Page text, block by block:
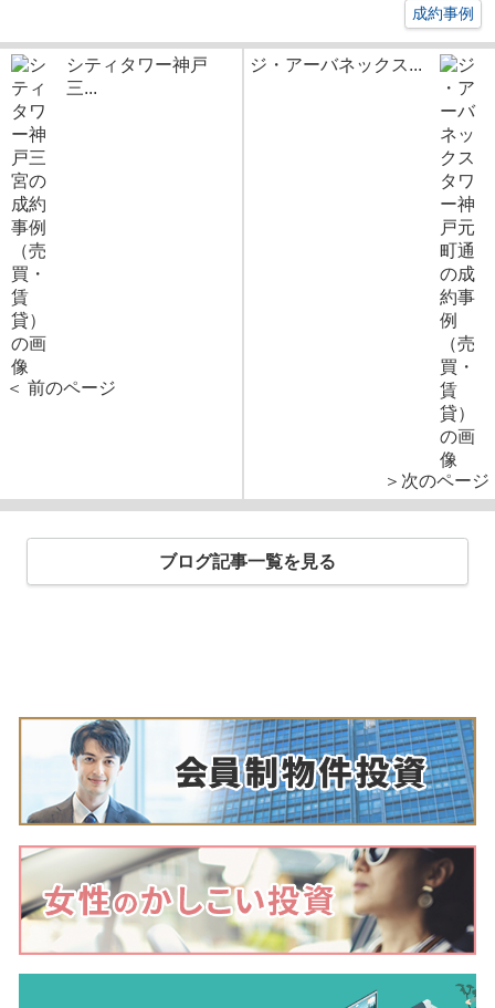
成約事例
シティタワー神戸
三...
＜ 前のページ
ジ・アーバネックス...
＞次のページ
ブログ記事一覧を見る